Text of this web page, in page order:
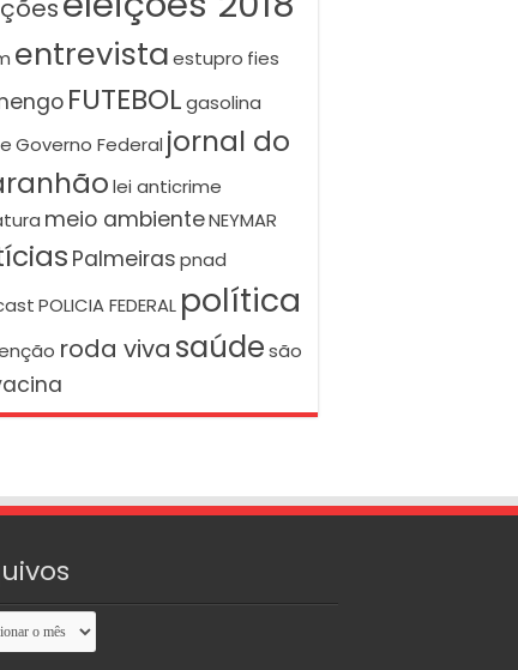
entrevistaestupro fies
FUTEBOLgasolina
Governo Federal jornal do
lei anticrime
meio ambienteNEYMAR
Palmeiraspnad
POLICIA FEDERAL política
roda viva saúdesão